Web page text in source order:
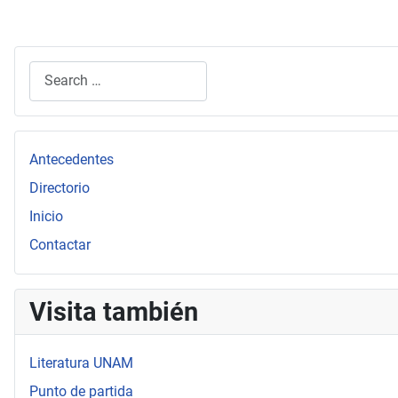
Search
Antecedentes
Directorio
Inicio
Contactar
Visita también
Literatura UNAM
Punto de partida